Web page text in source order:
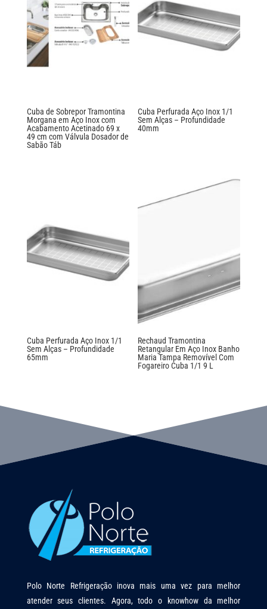
Cuba de Sobrepor Tramontina
Morgana em Aço Inox com
Acabamento Acetinado 69 x
49 cm com Válvula Dosador de
Sabão Táb
Cuba Perfurada Aço Inox 1/1
Sem Alças – Profundidade
40mm
Cuba Perfurada Aço Inox 1/1
Sem Alças – Profundidade
65mm
Rechaud Tramontina
Retangular Em Aço Inox Banho
Maria Tampa Removível Com
Fogareiro Cuba 1/1 9 L
Polo Norte Refrigeração inova mais uma vez para melhor
atender seus clientes. Agora, todo o knowhow da melhor